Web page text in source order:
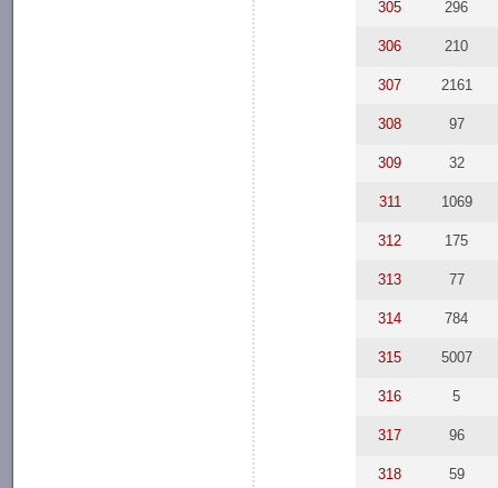
305 296
306 210
307 2161
308 97
309 32
311 1069
312 175
313 77
314 784
315 5007
316 5
317 96
318 59